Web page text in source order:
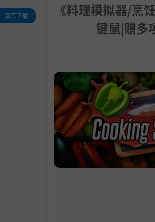
《料理模拟器/
键鼠|赠多
跳转下载